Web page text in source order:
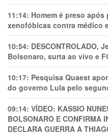
11:14: Homem é preso
xenofóbicas contra médico
10:54: DESCONTROLADO,
Bolsonaro, surta ao vivo e
10:17: Pesquisa Quaest
do governo Lula pelo
09:14: VÍDEO: KASSIO
BOLSONARO E CONFIRMA
DECLARA GUERRA A